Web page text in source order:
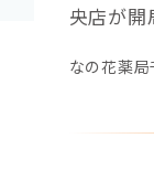
央店が開
なの花薬